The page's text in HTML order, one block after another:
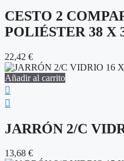
CESTO 2
POLIÉSTER 38 X
22,42 €
Añadir al carrito
JARRÓN 2/C
13,68 €